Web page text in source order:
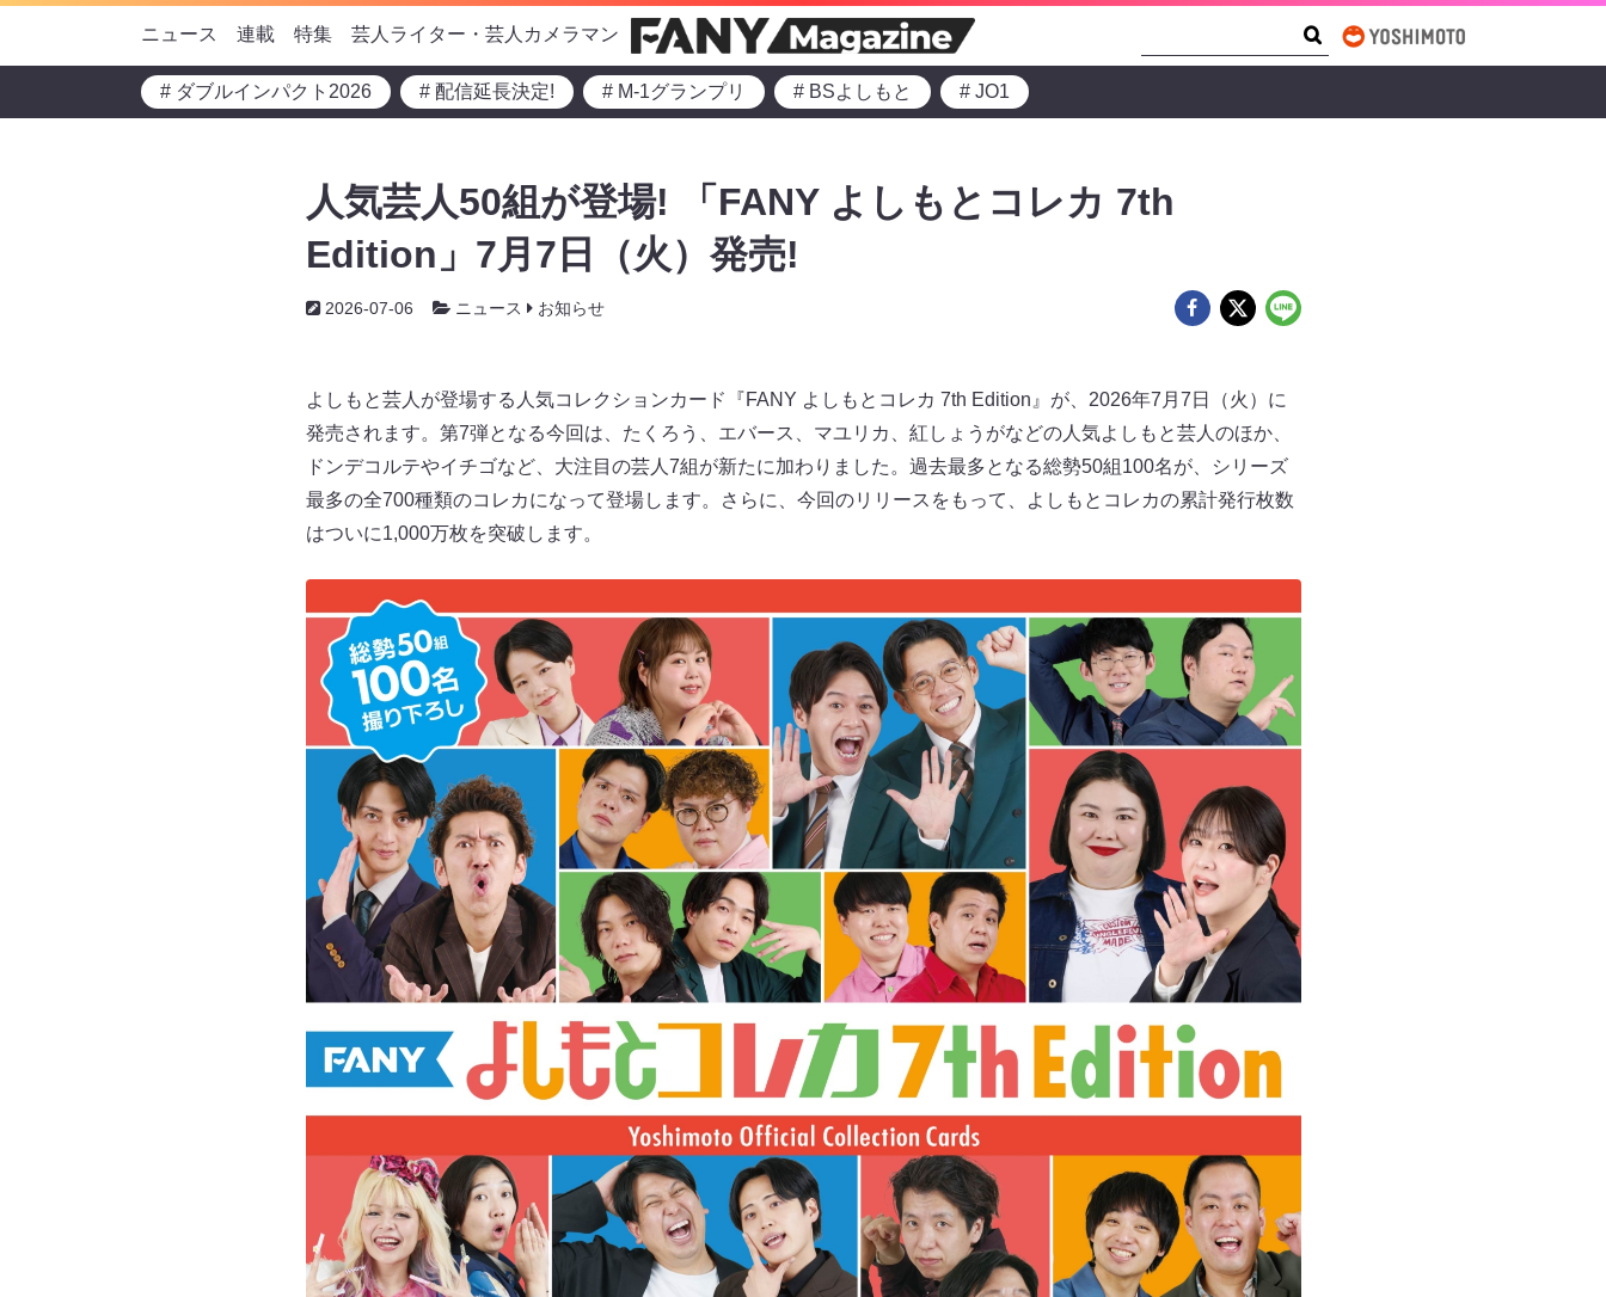
ニュース 連載 特集 芸人ライター・芸人カメラマン
# ダブルインパクト2026 # 配信延長決定! # M-1グランプリ # BSよしもと # JO1
人気芸人50組が登場! 「FANY よしもとコレカ 7th
Edition」7月7日（火）発売!
2026-07-06 ニュース お知らせ
よしもと芸人が登場する人気コレクションカード『FANY よしもとコレカ 7th Edition』が、2026年7月7日（火）に
発売されます。第7弾となる今回は、たくろう、エバース、マユリカ、紅しょうがなどの人気よしもと芸人のほか、
ドンデコルテやイチゴなど、大注目の芸人7組が新たに加わりました。過去最多となる総勢50組100名が、シリーズ
最多の全700種類のコレカになって登場します。さらに、今回のリリースをもって、よしもとコレカの累計発行枚数
はついに1,000万枚を突破します。